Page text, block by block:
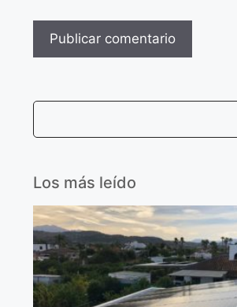
Los más leído